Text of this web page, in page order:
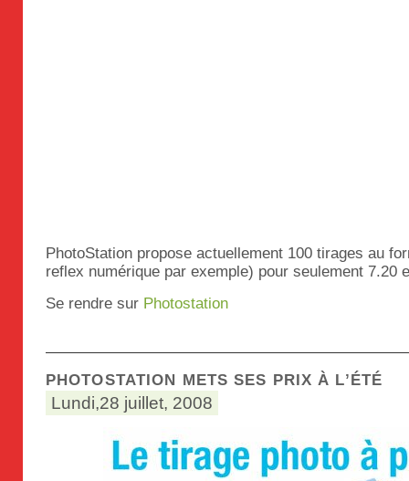
PhotoStation propose actuellement 100 tirages au
reflex numérique par exemple) pour seulement 7.20
Se rendre sur Photostation
PHOTOSTATION METS SES PRIX À L’ÉTÉ
Lundi,28 juillet, 2008